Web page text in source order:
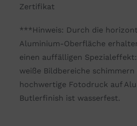
Menge
Zertifikat
***Hinweis: Durch die
Aluminium-Oberfläche
einen auffälligen
weiße Bildbereiche
hochwertige Fotodruck auf
Butlerfinish ist wasserfest.